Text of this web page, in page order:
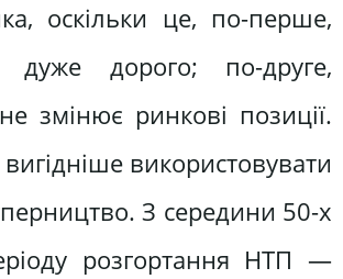
оскільки це, по-перше,
дуже дорого; по-друге,
змінює ринкові позиції.
використовувати
З середини 50-х
розгортання НТП —